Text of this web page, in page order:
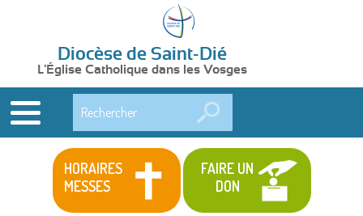
Diocèse de Saint-Dié
L'Église Catholique dans les Vosges
HORAIRES
MESSES
FAIRE UN
DON